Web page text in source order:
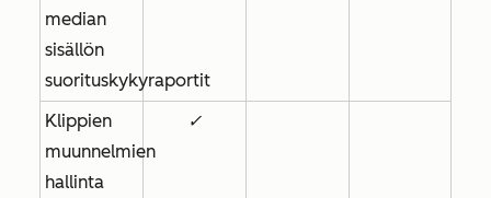
median
sisällön
suorituskykyraportit
Klippien
muunnelmien
hallinta
✓